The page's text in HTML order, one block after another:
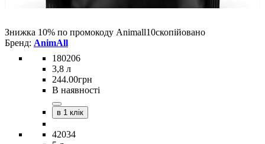
Знижка 10% по промокоду Animall10скопійовано
AnimAll
180206
3,8 л
244.00грн
В наявності
в 1 клік
42034